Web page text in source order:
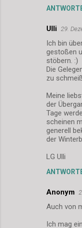
Ulli 29.
Ich bin
gestoßen
stöbern. :)
Die
zu
Meine
der
Tage
scheinen
generell
der
LG Ulli
Anonym
Auch von
Ich mag